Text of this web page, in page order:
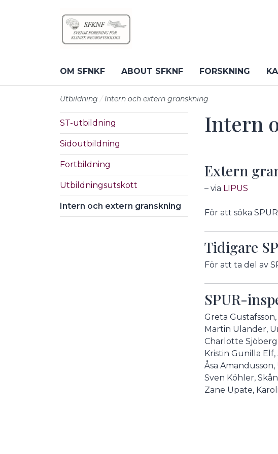
OM SFNKF ABOUT SFKNF FORSKNING
Utbildning Intern och extern granskning
ST-utbildning
Sidoutbildning
Fortbildning
Utbildningsutskott
Intern och extern granskning
Intern
Extern
– via LIPUS
För att söka
Tidigare
För att ta del av
SPUR-
Greta
Martin Ulander,
Charlotte
Kristin Gunilla
Åsa
Sven Köhler,
Zane Upate,